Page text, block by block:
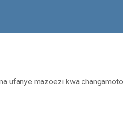
ufanye mazoezi kwa changamoto